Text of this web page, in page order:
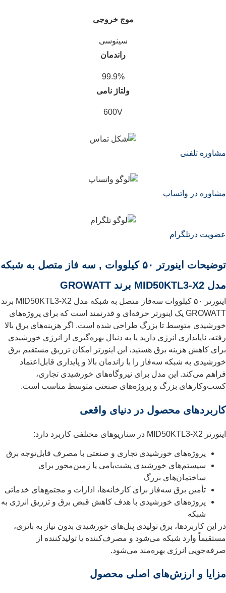
موج خروجی
سینوسی
راندمان
99.9%
ولتاژ نامی
600V
مشاوره تلفنی
مشاوره در واتساپ
عضویت درتلگرام
توضیحات اینورتر ۵۰ کیلووات , سه فاز متصل به شبکه
مدل MID50KTL3-X2 برند GROWATT
اینورتر ۵۰ کیلووات سه‌فاز متصل به شبکه مدل MID50KTL3-X2 برند
GROWATT یک اینورتر حرفه‌ای و قدرتمند است که برای پروژه‌های
خورشیدی متوسط تا بزرگ طراحی شده است. اگر هزینه‌های برق بالا
رفته، ناپایداری انرژی دارید یا به دنبال بهره‌گیری از انرژی خورشیدی
برای کاهش هزینه برق هستید، این اینورتر امکان تزریق مستقیم برق
خورشیدی به شبکه سه‌فاز را با راندمان بالا و پایداری قابل‌اعتماد
فراهم می‌کند. این مدل برای نیروگاه‌های خورشیدی تجاری،
کسب‌وکارهای بزرگ و پروژه‌های صنعتی متوسط مناسب است.
کاربردهای محصول در دنیای واقعی
اینورتر MID50KTL3-X2 در سناریوهای مختلفی کاربرد دارد:
پروژه‌های خورشیدی تجاری و صنعتی با مصرف قابل‌توجه برق
سیستم‌های خورشیدی پشت‌بامی یا زمین‌محور برای
ساختمان‌های بزرگ
تأمین برق سه‌فاز برای کارخانه‌ها، ادارات و مجتمع‌های خدماتی
پروژه‌های خورشیدی با هدف کاهش قبض برق و تزریق انرژی به
شبکه
در این کاربردها، برق تولیدی پنل‌های خورشیدی بدون نیاز به باتری،
مستقیماً وارد شبکه می‌شود و مصرف‌کننده یا تولیدکننده از
صرفه‌جویی انرژی بهره‌مند می‌شود.
مزایا و ارزش‌های اصلی محصول